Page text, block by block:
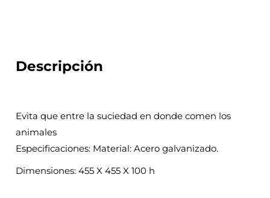
Descripción
Evita que entre la suciedad en donde comen los
animales
Especificaciones: Material: Acero galvanizado.
Dimensiones: 455 X 455 X 100 h